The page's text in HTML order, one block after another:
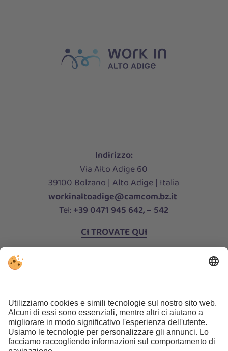
Indirizzo:
Via Alto Adige 60
39100 Bolzano | Alto Adige | Italia
workinaltoadige@camcom.bz.it
Tel:+39 0471 945 642, – 542
CI TROVATE QUI
venerdi
8:30 ‑ 12:00
CONTATTACI